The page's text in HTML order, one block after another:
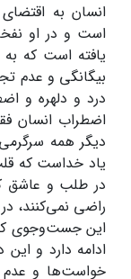
انسان به
است و در او
یافته است که
بیگانگی و عدم
درد و دلهره و
اضطراب انسان
دیگر همه
یاد خداست که
در طلب و عاشق
راضی نمی‌کنند،
این جست‌وجوی
ادامه دارد و
خواست‌ها و عدم